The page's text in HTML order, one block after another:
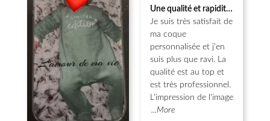
Note5
sur 5
Une qualité et rapidité au top!
Je suis très satisfait de
ma coque
personnalisée et j'en
suis plus que ravi. La
qualité est au top et
est très professionnel.
L'impression de l'image
...More